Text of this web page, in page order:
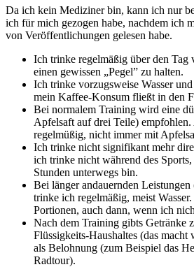
Da ich kein Mediziner bin, kann ich nur
ich für mich gezogen habe, nachdem ich
von Veröffentlichungen gelesen habe.
Ich trinke regelmäßig über den Tag
einen gewissen „Pegel” zu halten.
Ich trinke vorzugsweise Wasser
mein Kaffee-Konsum fließt in den
Bei normalem Training wird eine
Apfelsaft auf drei Teile) empfohlen.
regelmüßig, nicht immer mit
Ich trinke nicht signifikant mehr
ich trinke nicht während des
Stunden unterwegs bin.
Bei länger andauernden
trinke ich regelmäßig, meist
Portionen, auch dann, wenn ich
Nach dem Training gibts Getränke
Flüssigkeits-Haushaltes (das
als Belohnung (zum Beispiel das
Radtour).